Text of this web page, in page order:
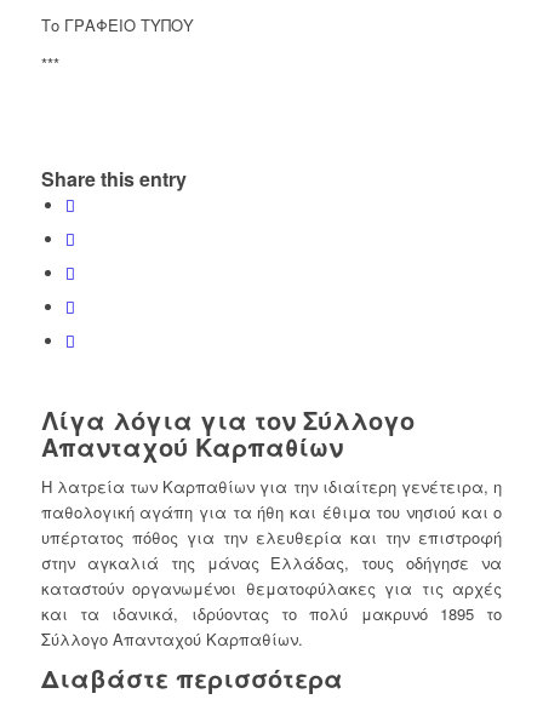
Το ΓΡΑΦΕΙΟ ΤΥΠΟΥ
***
Share this entry
Λίγα λόγια για τον Σύλλογο
Απανταχού Καρπαθίων
Η λατρεία των Καρπαθίων για την ιδιαίτερη γενέτειρα, η
παθολογική αγάπη για τα ήθη και έθιμα του νησιού και ο
υπέρτατος πόθος για την ελευθερία και την επιστροφή
στην αγκαλιά της μάνας Ελλάδας, τους οδήγησε να
καταστούν οργανωμένοι θεματοφύλακες για τις αρχές
και τα ιδανικά, ιδρύοντας το πολύ μακρυνό 1895 το
Σύλλογο Απανταχού Καρπαθίων.
Διαβάστε περισσότερα